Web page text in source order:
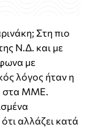
Στη πιο
Ν.Δ. και με
με
λόγος ήταν η
στα ΜΜΕ.
αλλάζει κατά